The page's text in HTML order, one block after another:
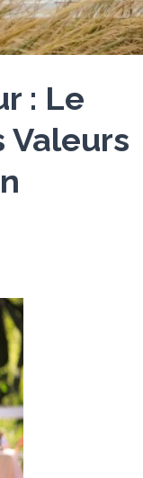
: Le
Valeurs